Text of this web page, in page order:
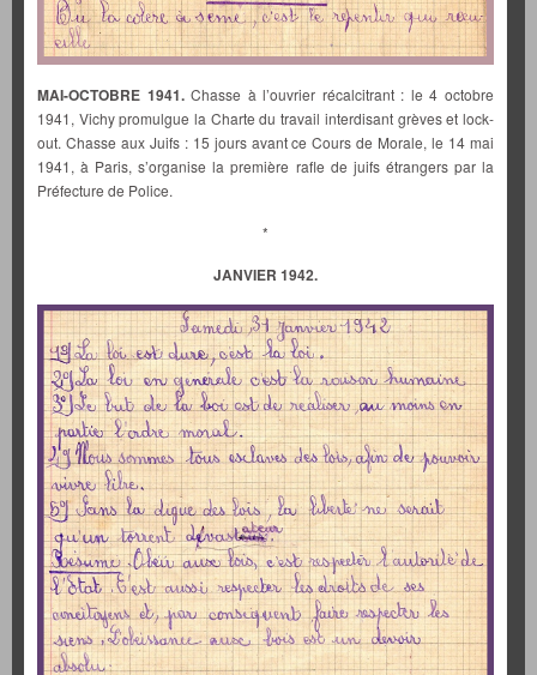
MAI-OCTOBRE 1941.Chasse à l’ouvrier récalcitrant : le 4 octobre
1941, Vichy promulgue la Charte du travail interdisant grèves et lock-
out. Chasse aux Juifs : 15 jours avant ce Cours de Morale, le 14 mai
1941, à Paris, s’organise la première rafle de juifs étrangers par la
Préfecture de Police.
*
JANVIER 1942.